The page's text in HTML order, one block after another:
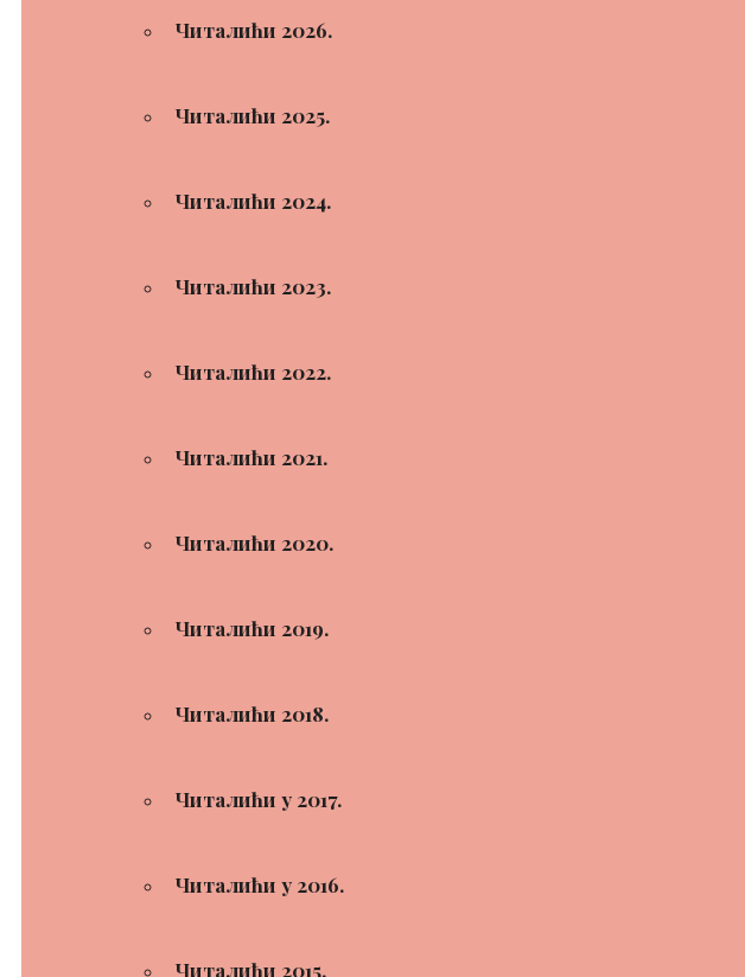
Читалићи 2026.
Читалићи 2025.
Читалићи 2024.
Читалићи 2023.
Читалићи 2022.
Читалићи 2021.
Читалићи 2020.
Читалићи 2019.
Читалићи 2018.
Читалићи у 2017.
Читалићи у 2016.
Читалићи 2015.